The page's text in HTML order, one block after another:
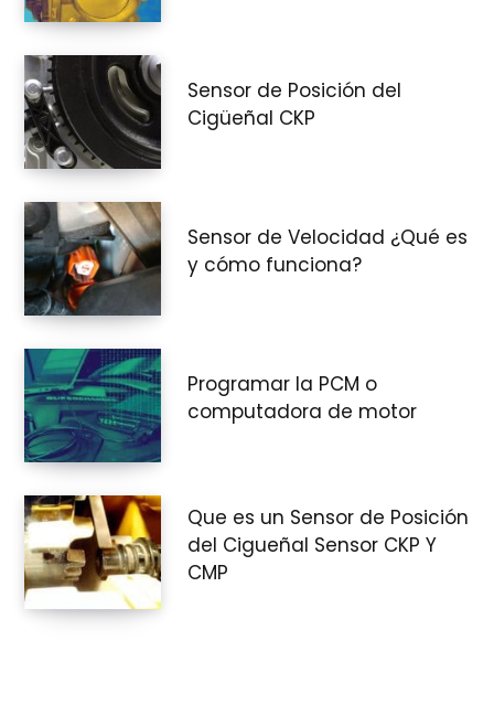
Sensor de Posición del
Cigüeñal CKP
Sensor de Velocidad ¿Qué es
y cómo funciona?
Programar la PCM o
computadora de motor
Que es un Sensor de Posición
del Cigueñal Sensor CKP Y
CMP